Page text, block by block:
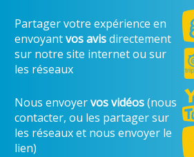
Partager votre expérience en
envoyantvos avisdirectement
sur notre site internet ou sur
les réseaux
Nous envoyervos vidéos(nous
contacter, ou les partager sur
les réseaux et nous envoyer le
lien)